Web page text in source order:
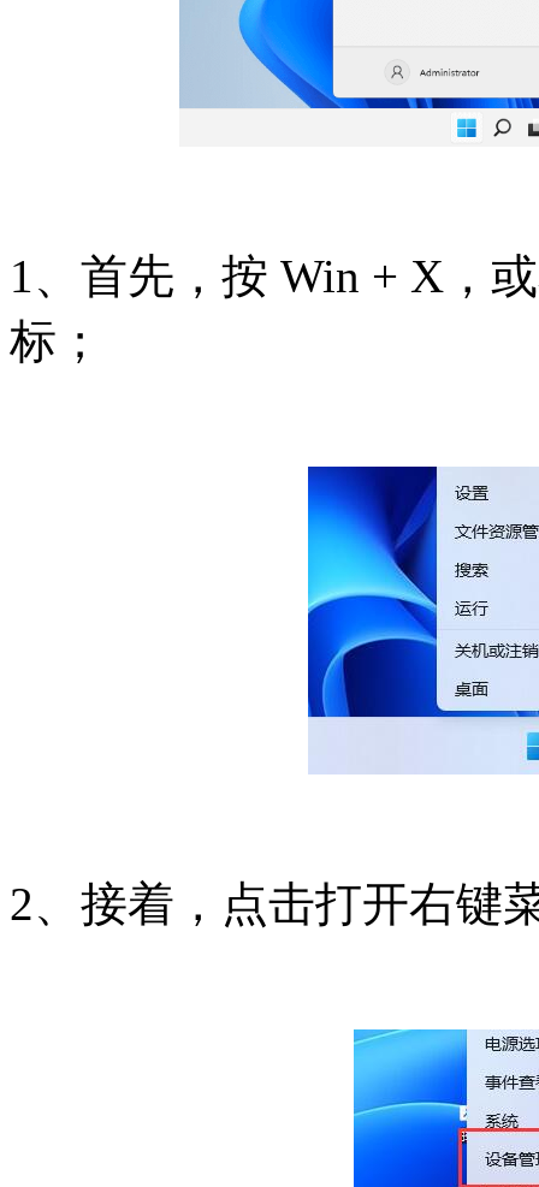
1、首先，按 Win + X，
标；
2、接着，点击打开右键